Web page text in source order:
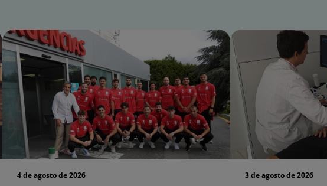
4 de agosto de 2026 3 de agosto de 2026